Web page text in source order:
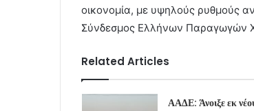
οικονομία, με υψηλούς ρυθμούς
Σύνδεσμος Ελλήνων Παραγωγών
Related Articles
ΑΑΔΕ: Άνοιξε εκ